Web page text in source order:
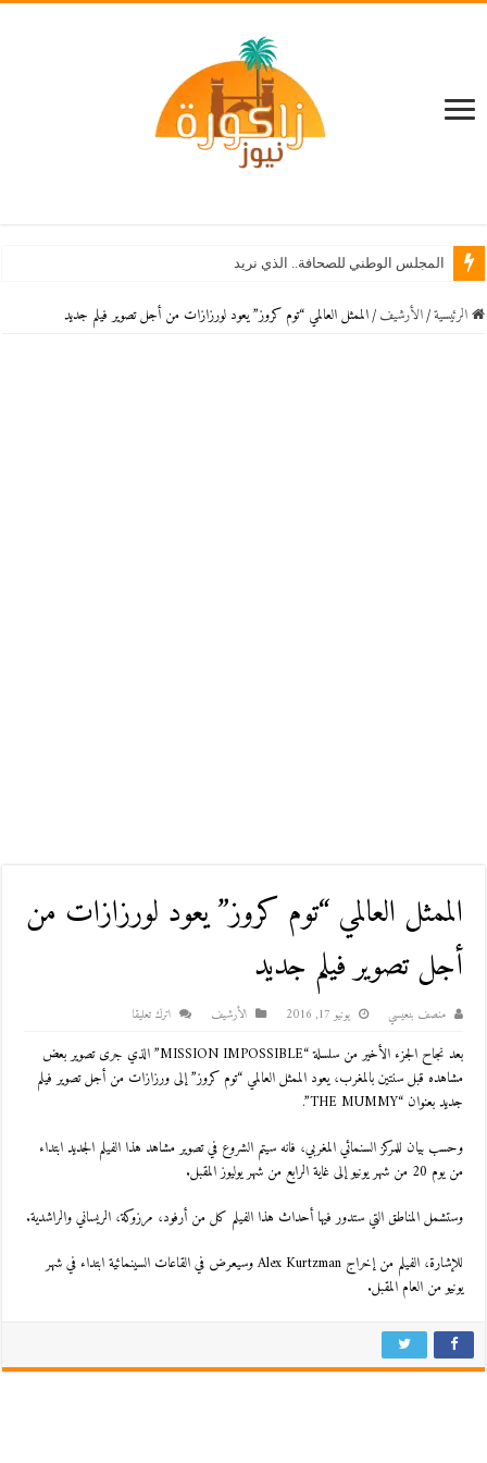
المجلس الوطني للصحافة.. الذي نريد
الرئيسية / اﻷرشيف / الممثل العالمي “توم كروز” يعود لورزازات من أجل تصوير فيلم جديد
الممثل العالمي “توم كروز” يعود لورزازات من
أجل تصوير فيلم جديد
منصف بنعيسي يونيو 17, 2016 اﻷرشيف اترك تعليقا
بعد نجاح الجزء الأخير من سلسلة “MISSION IMPOSSIBLE” الذي جرى تصوير بعض
مشاهده قبل سنتين بالمغرب، يعود الممثل العالمي “توم كروز” إلى ورزازات من أجل تصوير فيلم
جديد بعنوان “THE MUMMY”.
وحسب بيان للمركز السنمائي المغربي، فانه سيتم الشروع في تصوير مشاهد هذا الفيلم الجديد ابتداء
من يوم 20 من شهر يونيو إلى غاية الرابع من شهر يوليوز المقبل.
وستشمل المناطق التي ستدور فيها أحداث هذا الفيلم كل من أرفود، مرزوكة، الريساني والراشدية.
للإشارة، الفيلم من إخراج Alex Kurtzman وسيعرض في القاعات السينمائية ابتداء في شهر
يونيو من العام المقبل.